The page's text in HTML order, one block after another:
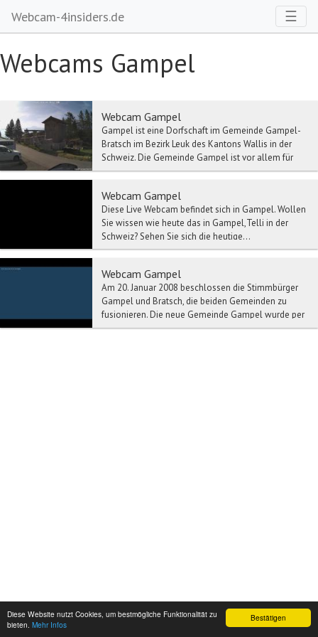
Bestätigen
Diese Website nutzt Cookies, um bestmögliche Funktionalität zu
bieten. Mehr Infos
Webcam-4insiders.de ☰
Webcams Gampel
Webcam Gampel
Gampel ist eine Dorfschaft im Gemeinde Gampel-
Bratsch im Bezirk Leuk des Kantons Wallis in der
Schweiz. Die Gemeinde Gampel ist vor allem für
das a...
Webcam Gampel
Diese Live Webcam befindet sich in Gampel. Wollen
Sie wissen wie heute das in Gampel,Telli in der
Schweiz? Sehen Sie sich die heutige...
Webcam Gampel
Am 20. Januar 2008 beschlossen die Stimmbürger
Gampel und Bratsch, die beiden Gemeinden zu
fusionieren. Die neue Gemeinde Gampel wurde per
1. Janua...